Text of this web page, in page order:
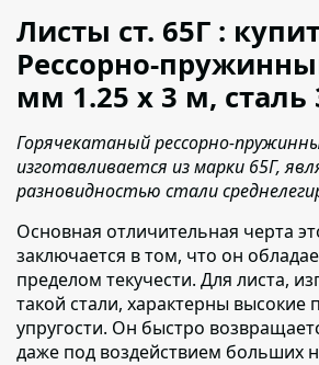
Листы ст. 65Г :
Рессорно-
мм 1.25 х 3 м, сталь
Горячекатаный рессорно-
изготавливается из марки 65Г,
разновидностью стали
Основная отличительная черта
заключается в том, что он
пределом текучести. Для листа,
такой стали, характерны высокие
упругости. Он быстро
даже под воздействием больших